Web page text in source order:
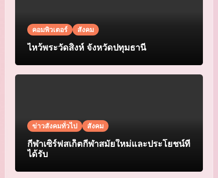
คอมพิวเตอร์ สังคม
ไหว้พระวัดสิงห์ จังหวัดปทุมธานี
ข่าวสังคมทั่วไป สังคม
กีฬาเซิร์ฟสเก็ตกีฬาสมัยใหม่และประโยชน์ที่
ได้รับ